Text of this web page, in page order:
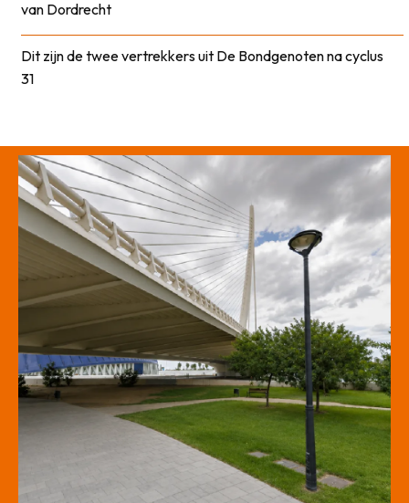
van Dordrecht
Dit zijn de twee vertrekkers uit De Bondgenoten na cyclus
31